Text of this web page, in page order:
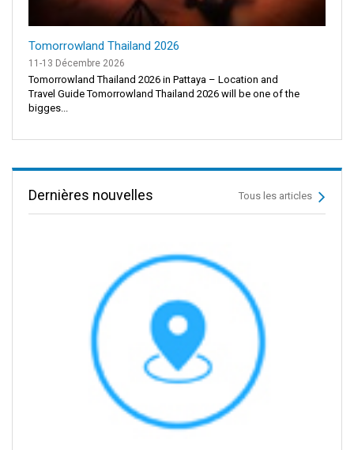
Tomorrowland Thailand 2026
11-13 Décembre 2026
Tomorrowland Thailand 2026 in Pattaya – Location and
Travel Guide Tomorrowland Thailand 2026 will be one of the
bigges...
Dernières nouvelles Tous les articles